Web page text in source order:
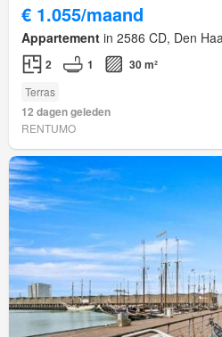
€ 1.055/maand
Appartement in 2586 CD, Den
2 1 30 m²
Terras
12 dagen geleden
RENTUMO